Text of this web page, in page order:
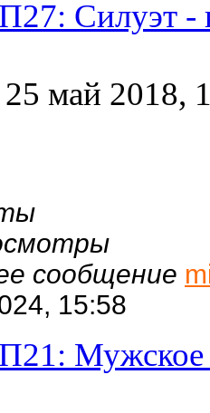
Силуэт
май 2018,
сообщение
15:58